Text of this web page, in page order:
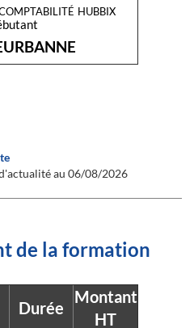
hubbix
au 06/08/2026
de la formation
Durée
Montant
HT